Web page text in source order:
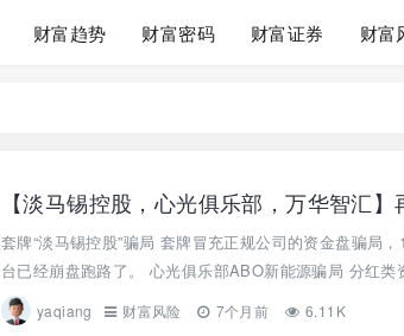
财富趋势 财富密码 财富证券 财富
【淡马锡控股，心光俱乐部，万华智汇
套牌“淡马锡控股”骗局 套牌冒充正规公司的资金盘骗局
台已经崩盘跑路了。 心光俱乐部ABO新能源骗局 分红
yaqiang 财富风险 7个月前 6.11K